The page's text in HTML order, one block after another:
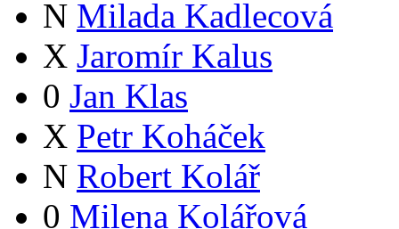
N Milada Kadlecová
X Jaromír Kalus
0 Jan Klas
X Petr Koháček
N Robert Kolář
0 Milena Kolářová